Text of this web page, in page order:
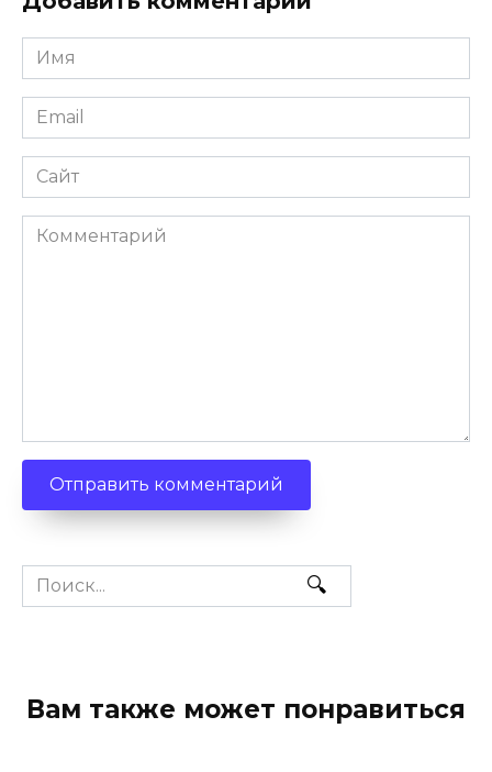
Имя
Email
Сайт
Комментарий
Search
for:
Вам также может понравиться